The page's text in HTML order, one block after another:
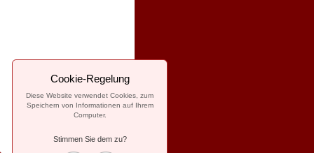
Cookie-Regelung
Diese Website verwendet Cookies, zum
Speichern von Informationen auf Ihrem
Computer.
Stimmen Sie dem zu?